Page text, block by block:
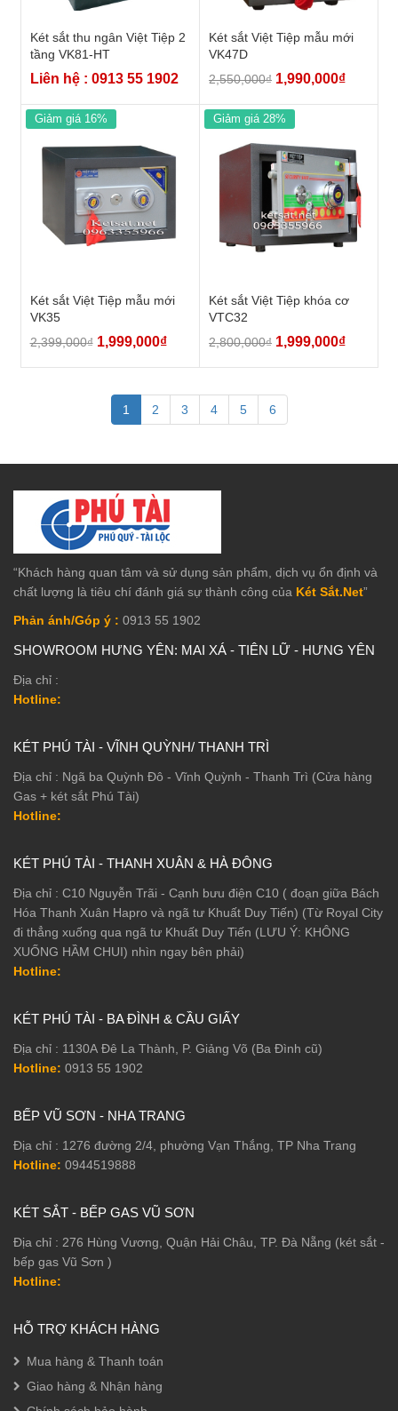
Két sắt thu ngân Việt Tiệp 2
tầng VK81-HT
Liên hệ : 0913 55 1902
Két sắt Việt Tiệp mẫu mới
VK47D
2,550,000₫ 1,990,000₫
Giảm giá 16%
Két sắt Việt Tiệp mẫu mới
VK35
2,399,000₫ 1,999,000₫
Giảm giá 28%
Két sắt Việt Tiệp khóa cơ
VTC32
2,800,000₫ 1,999,000₫
1 2 3 4 5 6
“Khách hàng quan tâm và sử dụng sản phẩm, dịch vụ ổn định và
chất lượng là tiêu chí đánh giá sự thành công của Két Sắt.Net”
Phản ánh/Góp ý : 0913 55 1902
SHOWROOM HƯNG YÊN: MAI XÁ - TIÊN LỮ - HƯNG YÊN
Địa chỉ :
Hotline:
KÉT PHÚ TÀI - VĨNH QUỲNH/ THANH TRÌ
Địa chỉ : Ngã ba Quỳnh Đô - Vĩnh Quỳnh - Thanh Trì (Cửa hàng
Gas + két sắt Phú Tài)
Hotline:
KÉT PHÚ TÀI - THANH XUÂN & HÀ ĐÔNG
Địa chỉ : C10 Nguyễn Trãi - Cạnh bưu điện C10 ( đoạn giữa Bách
Hóa Thanh Xuân Hapro và ngã tư Khuất Duy Tiến) (Từ Royal City
đi thẳng xuống qua ngã tư Khuất Duy Tiến (LƯU Ý: KHÔNG
XUỐNG HẦM CHUI) nhìn ngay bên phải)
Hotline:
KÉT PHÚ TÀI - BA ĐÌNH & CẦU GIẤY
Địa chỉ : 1130A Đê La Thành, P. Giảng Võ (Ba Đình cũ)
Hotline: 0913 55 1902
BẾP VŨ SƠN - NHA TRANG
Địa chỉ : 1276 đường 2/4, phường Vạn Thắng, TP Nha Trang
Hotline: 0944519888
KÉT SẮT - BẾP GAS VŨ SƠN
Địa chỉ : 276 Hùng Vương, Quận Hải Châu, TP. Đà Nẵng (két sắt -
bếp gas Vũ Sơn )
Hotline:
HỖ TRỢ KHÁCH HÀNG
Mua hàng & Thanh toán
Giao hàng & Nhận hàng